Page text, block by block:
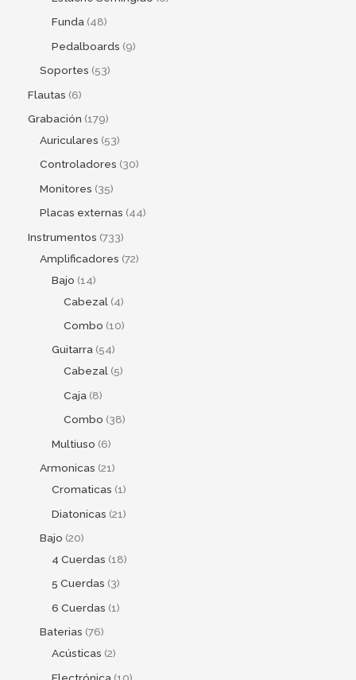
Funda 48
Pedalboards 9
Soportes 53
Flautas 6
Grabación 179
Auriculares 53
Controladores 30
Monitores 35
Placas externas 44
Instrumentos 733
Amplificadores 72
Bajo 14
Cabezal 4
Combo 10
Guitarra 54
Cabezal 5
Caja 8
Combo 38
Multiuso 6
Armonicas 21
Cromaticas 1
Diatonicas 21
Bajo 20
4 Cuerdas 18
5 Cuerdas 3
6 Cuerdas 1
Baterias 76
Acústicas 2
Electrónica 10